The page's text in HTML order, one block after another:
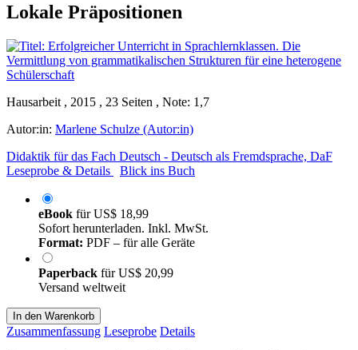
Lokale Präpositionen
Hausarbeit , 2015 , 23 Seiten , Note: 1,7
Autor:in: Marlene Schulze (Autor:in)
Didaktik für das Fach Deutsch - Deutsch als Fremdsprache, DaF
Leseprobe & Details
Blick ins Buch
eBook fürUS$ 18,99
Sofort herunterladen. Inkl. MwSt.
Format: PDF – für alle Geräte
Paperback fürUS$ 20,99
Versand weltweit
In den Warenkorb
Zusammenfassung Leseprobe Details